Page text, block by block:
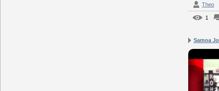
Theo
1
Samoa